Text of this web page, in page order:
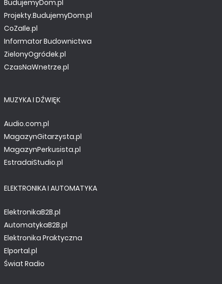
TUTORIALE
Renesas Synergy - Internet Rzeczy w zasięgu ręki.
cz. 1
BudujemyDom.pl
Projekty.BudujemyDom.pl
CoZaIle.pl
Informator Budownictwa
ZielonyOgródek.pl
CzasNaWnetrze.pl
MUZYKA I DŹWIĘK
Audio.com.pl
MagazynGitarzysta.pl
MagazynPerkusista.pl
EstradaiStudio.pl
ELEKTRONIKA I AUTOMATYKA
ElektronikaB2B.pl
AutomatykaB2B.pl
Elektronika Praktyczna
Elportal.pl
Świat Radio